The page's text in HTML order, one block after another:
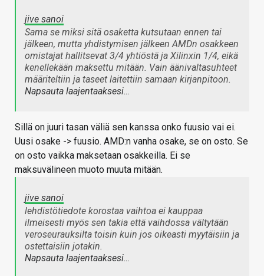
jive sanoi
Sama se miksi sitä osaketta kutsutaan ennen tai
jälkeen, mutta yhdistymisen jälkeen AMDn osakkeen
omistajat hallitsevat 3/4 yhtiöstä ja Xilinxin 1/4, eikä
kenellekään maksettu mitään. Vain äänivaltasuhteet
määriteltiin ja taseet laitettiin samaan kirjanpitoon.
Napsauta laajentaaksesi…
Sillä on juuri tasan väliä sen kanssa onko fuusio vai ei.
Uusi osake -> fuusio. AMD:n vanha osake, se on osto. Se
on osto vaikka maksetaan osakkeilla. Ei se
maksuvälineen muoto muuta mitään.
jive sanoi
lehdistötiedote korostaa vaihtoa ei kauppaa
ilmeisesti myös sen takia että vaihdossa vältytään
veroseurauksilta toisin kuin jos oikeasti myytäisiin ja
ostettaisiin jotakin.
Napsauta laajentaaksesi…